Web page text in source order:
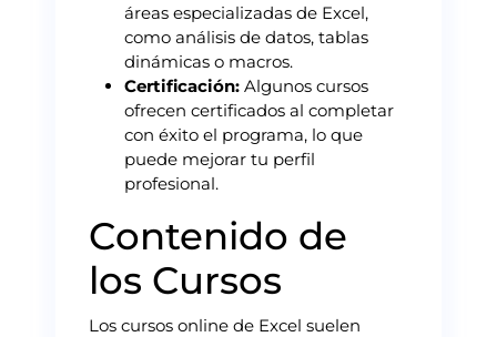
áreas especializadas de Excel,
como análisis de datos, tablas
dinámicas o macros.
Certificación: Algunos cursos
ofrecen certificados al completar
con éxito el programa, lo que
puede mejorar tu perfil
profesional.
Contenido de
los Cursos
Los cursos online de Excel suelen